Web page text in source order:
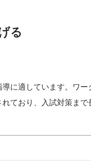
る
に適しています。ワー
ており、入試対策まで